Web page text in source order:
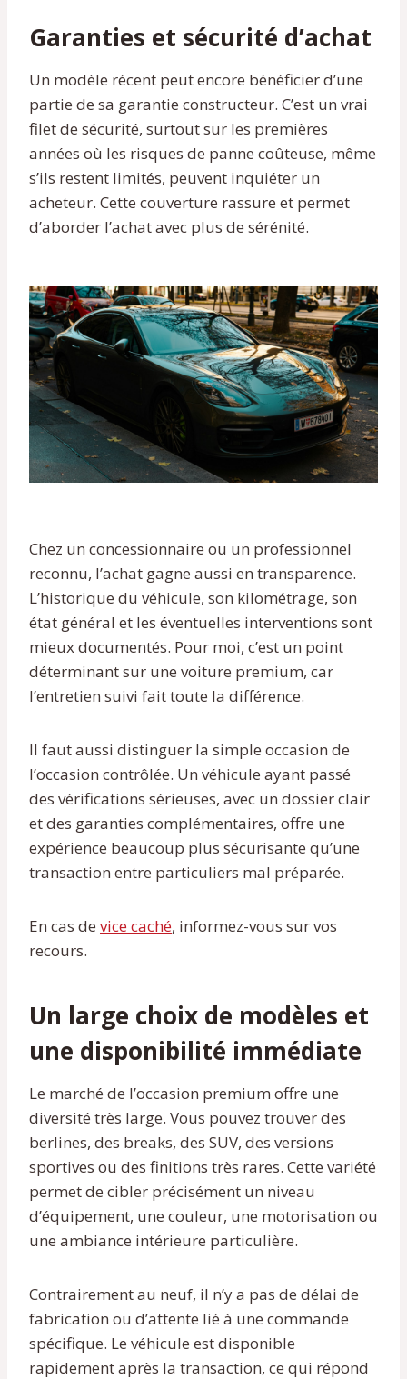
Garanties et sécurité d’achat
Un modèle récent peut encore bénéficier d’une
partie de sa garantie constructeur. C’est un vrai
filet de sécurité, surtout sur les premières
années où les risques de panne coûteuse, même
s’ils restent limités, peuvent inquiéter un
acheteur. Cette couverture rassure et permet
d’aborder l’achat avec plus de sérénité.
Chez un concessionnaire ou un professionnel
reconnu, l’achat gagne aussi en transparence.
L’historique du véhicule, son kilométrage, son
état général et les éventuelles interventions sont
mieux documentés. Pour moi, c’est un point
déterminant sur une voiture premium, car
l’entretien suivi fait toute la différence.
Il faut aussi distinguer la simple occasion de
l’occasion contrôlée. Un véhicule ayant passé
des vérifications sérieuses, avec un dossier clair
et des garanties complémentaires, offre une
expérience beaucoup plus sécurisante qu’une
transaction entre particuliers mal préparée.
En cas de vice caché, informez-vous sur vos
recours.
Un large choix de modèles et
une disponibilité immédiate
Le marché de l’occasion premium offre une
diversité très large. Vous pouvez trouver des
berlines, des breaks, des SUV, des versions
sportives ou des finitions très rares. Cette variété
permet de cibler précisément un niveau
d’équipement, une couleur, une motorisation ou
une ambiance intérieure particulière.
Contrairement au neuf, il n’y a pas de délai de
fabrication ou d’attente lié à une commande
spécifique. Le véhicule est disponible
rapidement après la transaction, ce qui répond